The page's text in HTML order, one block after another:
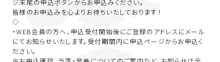
ジ末尾の申込ボタンからお申込みください。
皆様のお申込みを心よりお待ちいたしております！
◇
・WEB会員の方へ、申込受付開始後にご登録のアドレスにメール
にてお知らせいたします。受付期間内に申込ページからお申込く
ださい。